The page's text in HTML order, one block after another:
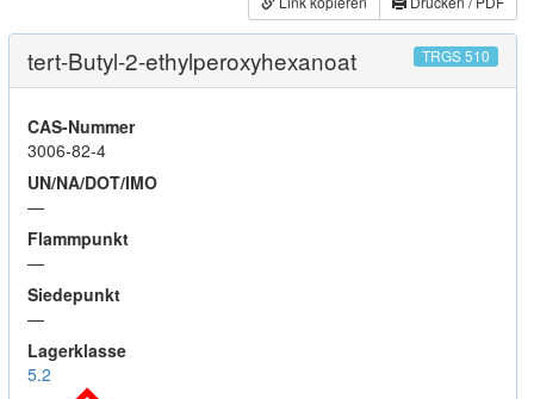
tert-Butyl-2-ethylperoxyhexanoat TRGS 510
CAS-Nummer
3006-82-4
UN/NA/DOT/IMO
—
Flammpunkt
—
Siedepunkt
—
Lagerklasse
5.2